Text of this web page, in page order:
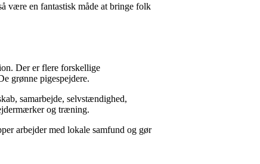
være en fantastisk måde at bringe folk
Der er flere forskellige
grønne pigespejdere.
samarbejde, selvstændighed,
og træning.
arbejder med lokale samfund og gør